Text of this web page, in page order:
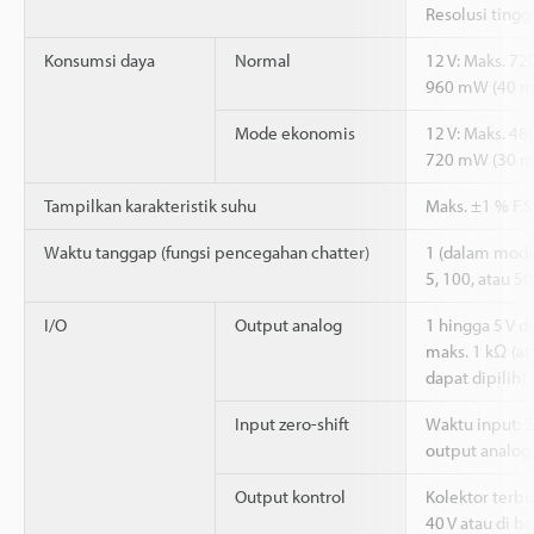
Resolusi
Konsumsi daya Normal
12 V: Maks.
960 mW (40
Mode ekonomis
12 V: Maks.
720 mW (30
Tampilkan karakteristik suhu Maks. ±1 % F.S.
Waktu tanggap (fungsi pencegahan chatter)
1 (dalam
5, 100, atau
I/O Output analog
1 hingga 5 V
maks. 1 kΩ
dapat dipilih)
Input zero-shift
Waktu input:
output
Output kontrol
Kolektor
40 V atau di